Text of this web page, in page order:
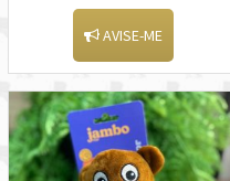
AVISE-ME